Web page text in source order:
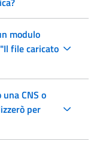
modulo
file caricato
CNS o
per